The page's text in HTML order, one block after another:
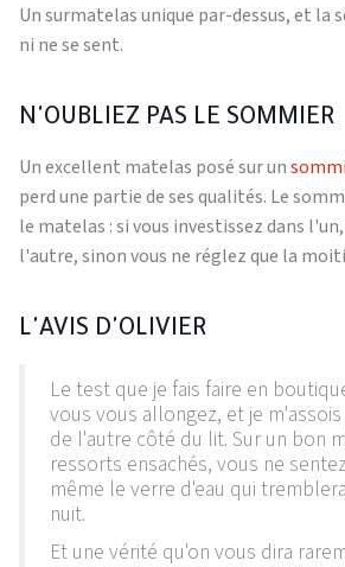
Un surmatelas unique par-dessus, et la
ni ne se sent.
N'OUBLIEZ PAS LE SOMMIER
Un excellent matelas posé sur un
perd une partie de ses qualités. Le
le matelas : si vous investissez dans
l'autre, sinon vous ne réglez que la
L'AVIS D'OLIVIER
Le test que je fais faire en
vous vous allongez, et je
de l'autre côté du lit. Sur un bon
ressorts ensachés, vous ne
même le verre d'eau qui
nuit.
Et une vérité qu'on vous dira